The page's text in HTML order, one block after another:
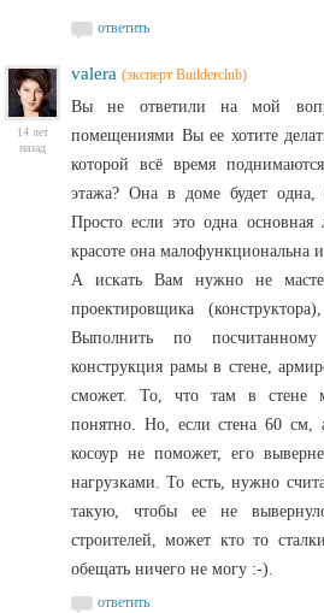
ответить
14 лет
назад
valera (эксперт Builderclub)
Вы не ответили на мой
помещениями Вы ее хотите
которой всё время
этажа? Она в доме будет одна,
Просто если это одна
красоте она малофункциональна
А искать Вам нужно не
проектировщика
Выполнить по
конструкция рамы в стене,
сможет. То, что там в стене
понятно. Но, если стена 60 см,
косоур не поможет, его
нагрузками. То есть, нужно
такую, чтобы ее не
строителей, может кто то
обещать ничего не могу :-).
ответить